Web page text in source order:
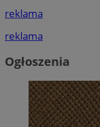
reklama
reklama
Ogłoszenia